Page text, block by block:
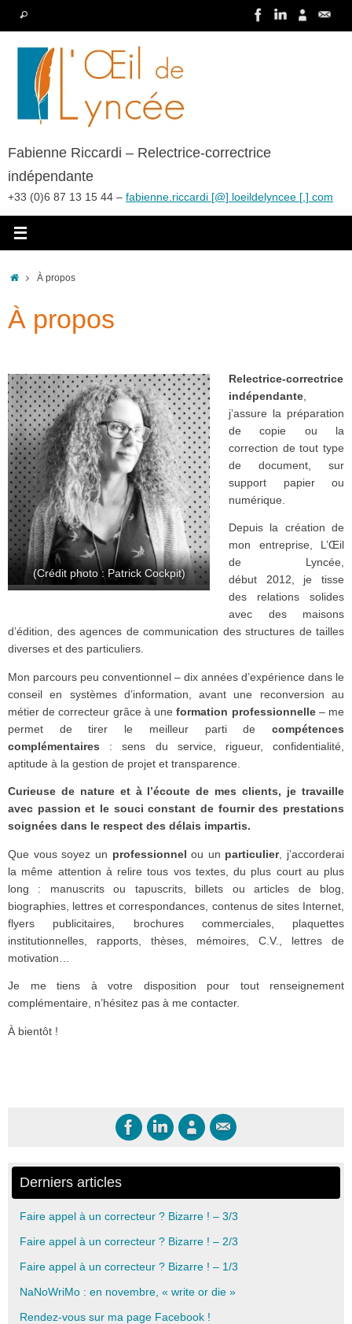
Rechercher
Fabienne Riccardi – Relectrice-correctrice
indépendante
+33 (0)6 87 13 15 44 – fabienne.riccardi [@] loeildelyncee [.] com
Accueil
À propos
À propos
(Crédit photo : Patrick Cockpit)
Relectrice-correctrice
indépendante
j’assure la préparation
de copie ou la
correction de tout type
de document, sur
support papier ou
numérique.
Depuis la création de
mon entreprise, L’Œil
de Lyncée,
début 2012, je tisse
des relations solides
avec des maisons
d’édition, des agences de communication des structures de tailles
diverses et des particuliers.
Mon parcours peu conventionnel – dix années d’expérience dans le
conseil en systèmes d’information, avant une reconversion au
métier de correcteur grâce à uneformation professionnelle– me
permet de tirer le meilleur parti de compétences
complémentaires : sens du service, rigueur, confidentialité,
aptitude à la gestion de projet et transparence.
Curieuse de nature et à l’écoute de mes clients, je travaille
avec passion et le souci constant de fournir des prestations
soignées dans le respect des délais impartis.
Que vous soyez un professionnel ou un particulier, j’accorderai
la même attention à relire tous vos textes, du plus court au plus
long : manuscrits ou tapuscrits, billets ou articles de blog,
biographies, lettres et correspondances, contenus de sites Internet,
flyers publicitaires, brochures commerciales, plaquettes
institutionnelles, rapports, thèses, mémoires, C.V., lettres de
motivation…
Je me tiens à votre disposition pour tout renseignement
complémentaire, n’hésitez pas à me contacter.
À bientôt !
Derniers articles
Faire appel à un correcteur ? Bizarre ! – 3/3
Faire appel à un correcteur ? Bizarre ! – 2/3
Faire appel à un correcteur ? Bizarre ! – 1/3
NaNoWriMo : en novembre, « write or die »
Rendez-vous sur ma page Facebook !